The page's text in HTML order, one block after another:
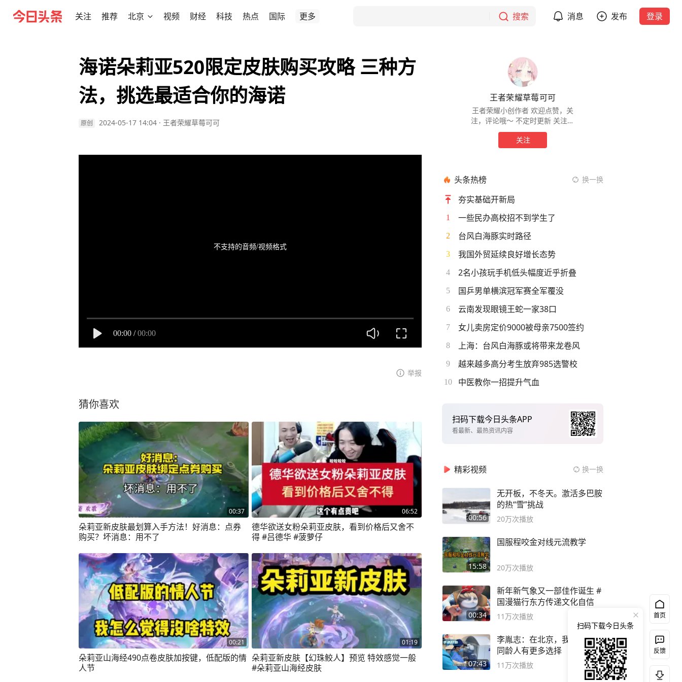
关注 推荐 北京 视频 财经 科技 热点 国际 更多 搜索 消息 发布 登录
海诺朵莉亚520限定皮肤购买攻略 三种方
法，挑选最适合你的海诺
原创 2024-05-17 14:04 · 王者荣耀草莓可可
不支持的音频/视频格式
00:00 / 00:00
举报
猜你喜欢
00:37
朵莉亚新皮肤最划算入手方法！好消息：点券
购买？坏消息：用不了
06:52
德华欲送女粉朵莉亚皮肤，看到价格后又舍不
得 #吕德华 #菠萝仔
00:21
朵莉亚山海经490点卷皮肤加按键，低配版的情
人节
01:19
朵莉亚新皮肤【幻珠鲛人】预览 特效感觉一般
#朵莉亚山海经皮肤
王者荣耀草莓可可
王者荣耀小创作者 欢迎点赞，关
注，评论哦～ 不定时更新 关注可
可，早日王者
关注
头条热榜 换一换
夯实基础开新局
1 一些民办高校招不到学生了
2 台风白海豚实时路径
3 我国外贸延续良好增长态势
4 2名小孩玩手机低头幅度近乎折叠
5 国乒男单横滨冠军赛全军覆没
6 云南发现眼镜王蛇一家38口
7 女儿卖房定价9000被母亲7500签约
8 上海：台风白海豚或将带来龙卷风
9 越来越多高分考生放弃985选警校
10 中医教你一招提升气血
扫码下载今日头条APP
看最新、最热资讯内容
精彩视频 换一换
00:56
无开板，不冬天。激活多巴胺
的热“雪”挑战
20万次播放
15:58
国服程咬金对线元流教学
20万次播放
00:34
新年新气象又一部佳作诞生 #
国漫猫行东方传递文化自信
11万次播放
07:43
李胤志：在北京，我比台湾的
同龄人有更多选择
11万次播放
首页
反馈
扫码下载今日头条